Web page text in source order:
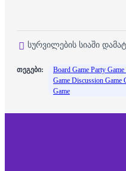
სურვილების სიაში
თეგები:
Board Game Party
Game Discussion Game
Game